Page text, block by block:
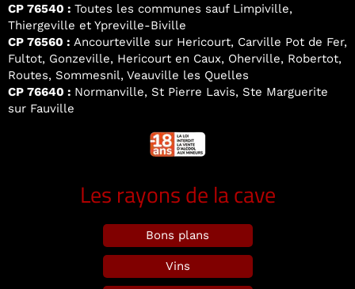
CP 76540 : Toutes les communes sauf Limpiville,
Thiergeville et Ypreville-Biville
CP 76560 : Ancourteville sur Hericourt, Carville Pot de Fer,
Fultot, Gonzeville, Hericourt en Caux, Oherville, Robertot,
Routes, Sommesnil, Veauville les Quelles
CP 76640 : Normanville, St Pierre Lavis, Ste Marguerite
sur Fauville
Les rayons de la cave
Bons plans
Vins